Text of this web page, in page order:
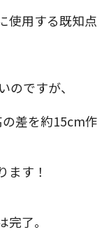
使用する既知点
ですが、
差を約15cm作
ます！
了。